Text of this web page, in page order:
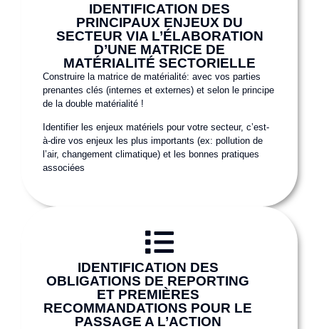
IDENTIFICATION DES
PRINCIPAUX ENJEUX DU
SECTEUR VIA L’ÉLABORATION
D’UNE MATRICE DE
MATÉRIALITÉ SECTORIELLE
Construire la matrice de matérialité: avec vos parties
prenantes clés (internes et externes) et selon le principe
de la double matérialité !
Identifier les enjeux matériels pour votre secteur, c’est-
à-dire vos enjeux les plus importants (ex: pollution de
l’air, changement climatique) et les bonnes pratiques
associées
IDENTIFICATION DES
OBLIGATIONS DE REPORTING
ET PREMIÈRES
RECOMMANDATIONS POUR LE
PASSAGE A L’ACTION